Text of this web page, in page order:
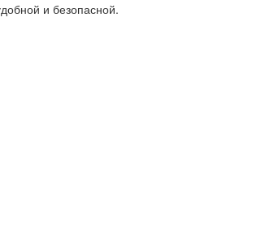
и безопасной.